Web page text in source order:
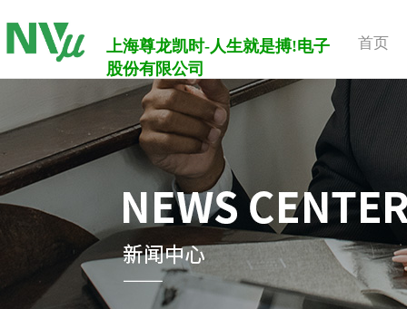
首页
上海尊龙凯时-人生就是搏!电子
股份有限公司